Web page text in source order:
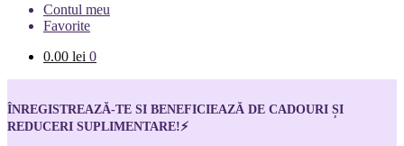
Contul meu
Favorite
0.00 lei 0
ÎNREGISTREAZĂ-TE SI BENEFICIEAZĂ DE CADOURI ȘI
REDUCERI SUPLIMENTARE!⚡